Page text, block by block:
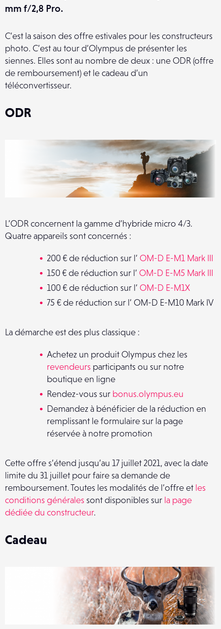
mm f/2,8 Pro.
C’est la saison des offre estivales pour les constructeurs
photo. C’est au tour d’Olympus de présenter les
siennes. Elles sont au nombre de deux : une ODR (offre
de remboursement) et le cadeau d’un
téléconvertisseur.
ODR
L’ODR concernent la gamme d’hybride micro 4/3.
Quatre appareils sont concernés :
200 € de réduction sur l’ OM-D E-M1 Mark III
150 € de réduction sur l’ OM-D E-M5 Mark III
100 € de réduction sur l’ OM-D E-M1X
75 € de réduction sur l’ OM-D E-M10 Mark IV
La démarche est des plus classique :
Achetez un produit Olympus chez les
revendeurs participants ou sur notre
boutique en ligne
Rendez-vous sur bonus.olympus.eu
Demandez à bénéficier de la réduction en
remplissant le formulaire sur la page
réservée à notre promotion
Cette offre s’étend jusqu’au 17 juillet 2021, avec la date
limite du 31 juillet pour faire sa demande de
remboursement. Toutes les modalités de l’offre et les
conditions générales sont disponibles sur la page
dédiée du constructeur.
Cadeau